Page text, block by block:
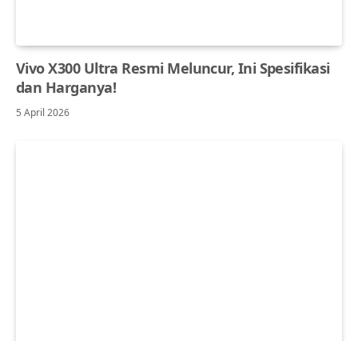
Vivo X300 Ultra Resmi Meluncur, Ini Spesifikasi
dan Harganya!
5 April 2026